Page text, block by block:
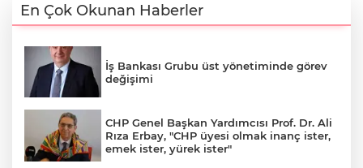
En Çok Okunan Haberler
İş Bankası Grubu üst yönetiminde görev
değişimi
CHP Genel Başkan Yardımcısı Prof. Dr. Ali
Rıza Erbay, "CHP üyesi olmak inanç ister,
emek ister, yürek ister"